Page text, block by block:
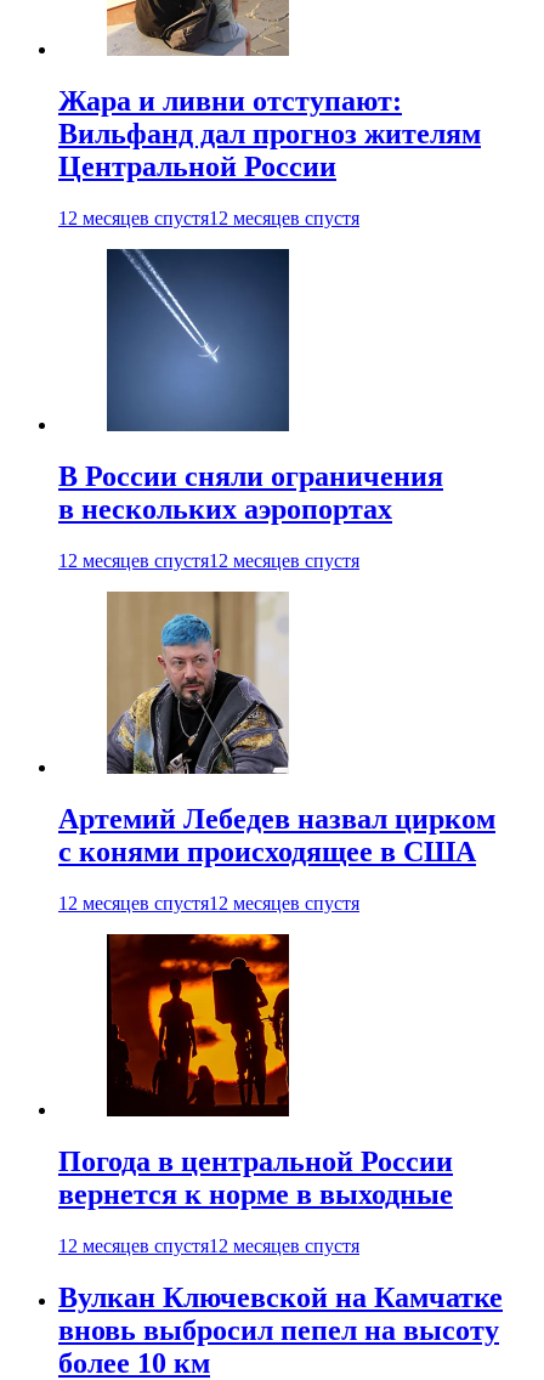
Жара и ливни отступают:
Вильфанд дал прогноз жителям
Центральной России
12 месяцев спустя12 месяцев спустя
В России сняли ограничения
в нескольких аэропортах
12 месяцев спустя12 месяцев спустя
Артемий Лебедев назвал цирком
с конями происходящее в США
12 месяцев спустя12 месяцев спустя
Погода в центральной России
вернется к норме в выходные
12 месяцев спустя12 месяцев спустя
Вулкан Ключевской на Камчатке
вновь выбросил пепел на высоту
более 10 км